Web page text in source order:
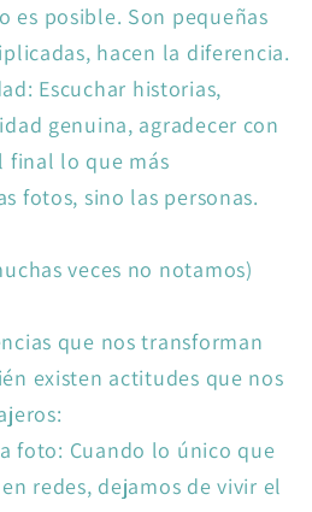
es posible. Son pequeñas
hacen la diferencia.
Escuchar historias,
genuina, agradecer con
final lo que más
fotos, sino las personas.
veces no notamos)
que nos transforman
existen actitudes que nos
foto: Cuando lo único que
redes, dejamos de vivir el